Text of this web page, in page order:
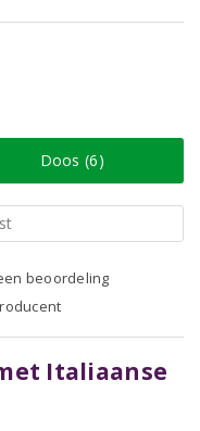
Doos (6)
beoordeling
Italiaanse